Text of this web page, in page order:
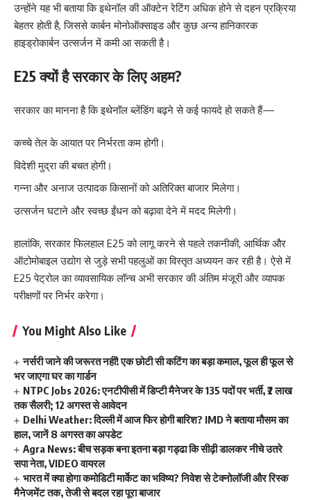
उन्होंने यह भी बताया कि इथेनॉल की ऑक्टेन रेटिंग अधिक होने से दहन प्रक्रिया
बेहतर होती है, जिससे कार्बन मोनोऑक्साइड और कुछ अन्य हानिकारक
हाइड्रोकार्बन उत्सर्जन में कमी आ सकती है।
E25 क्यों है सरकार के लिए अहम?
सरकार का मानना है कि इथेनॉल ब्लेंडिंग बढ़ने से कई फायदे हो सकते हैं—
कच्चे तेल के आयात पर निर्भरता कम होगी।
विदेशी मुद्रा की बचत होगी।
गन्ना और अनाज उत्पादक किसानों को अतिरिक्त बाजार मिलेगा।
उत्सर्जन घटाने और स्वच्छ ईंधन को बढ़ावा देने में मदद मिलेगी।
हालांकि, सरकार फिलहाल E25 को लागू करने से पहले तकनीकी, आर्थिक और
ऑटोमोबाइल उद्योग से जुड़े सभी पहलुओं का विस्तृत अध्ययन कर रही है। ऐसे में
E25 पेट्रोल का व्यावसायिक लॉन्च अभी सरकार की अंतिम मंजूरी और व्यापक
परीक्षणों पर निर्भर करेगा।
You Might Also Like
नर्सरी जाने की जरूरत नहीं! एक छोटी सी कटिंग का बड़ा कमाल, फूल ही फूल से
भर जाएगा घर का गार्डन
NTPC Jobs 2026: एनटीपीसी में डिप्टी मैनेजर के 135 पदों पर भर्ती, ₹2 लाख
तक सैलरी; 12 अगस्त से आवेदन
Delhi Weather: दिल्ली में आज फिर होगी बारिश? IMD ने बताया मौसम का
हाल, जानें 8 अगस्त का अपडेट
Agra News: बीच सड़क बना इतना बड़ा गड्ढा कि सीढ़ी डालकर नीचे उतरे
सपा नेता, VIDEO वायरल
भारत में क्या होगा कमोडिटी मार्केट का भविष्य? निवेश से टेक्नोलॉजी और रिस्क
मैनेजमेंट तक, तेजी से बदल रहा पूरा बाजार